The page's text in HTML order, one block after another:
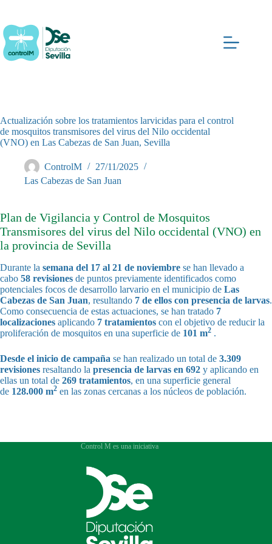
contenido
Actualización sobre los tratamientos larvicidas para el control
de mosquitos transmisores del virus del Nilo occidental
(VNO) en Las Cabezas de San Juan, Sevilla
ControlM
27/11/2025
Las Cabezas de San Juan
Plan de Vigilancia y Control de Mosquitos
Transmisores del virus del Nilo occidental (VNO) en
la provincia de Sevilla
Durante la semana del 17 al 21 de noviembre se han llevado a
cabo 58 revisiones de puntos previamente identificados como
potenciales focos de desarrollo larvario en el municipio de Las
Cabezas de San Juan, resultando 7 de ellos con presencia de larvas.
Como consecuencia de estas actuaciones, se han tratado 7
localizaciones aplicando 7 tratamientos con el objetivo de reducir la
proliferación de mosquitos en una superficie de 101 m2 .
Desde el inicio de campaña se han realizado un total de 3.309
revisiones resaltando la presencia de larvas en 692 y aplicando en
ellas un total de 269 tratamientos, en una superficie general
de 128.000 m2 en las zonas cercanas a los núcleos de población.
Control M es una iniciativa